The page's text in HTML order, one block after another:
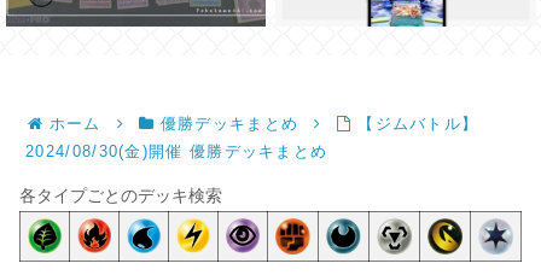
ホーム 優勝デッキまとめ
【ジムバトル】
2024/08/30(金)開催 優勝デッキまとめ
各タイプごとのデッキ検索